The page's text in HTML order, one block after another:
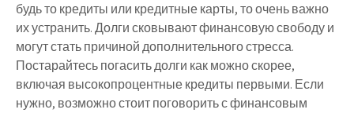
будь то кредиты или кредитные карты, то очень важно
их устранить. Долги сковывают финансовую свободу и
могут стать причиной дополнительного стресса.
Постарайтесь погасить долги как можно скорее,
включая высокопроцентные кредиты первыми. Если
нужно, возможно стоит поговорить с финансовым